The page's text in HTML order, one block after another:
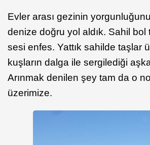
Evler arası gezinin
denize doğru yol aldık. Sahil bol
sesi enfes. Yattık sahilde taşlar
kuşların dalga ile sergilediği
Arınmak denilen şey tam da o
üzerimize.